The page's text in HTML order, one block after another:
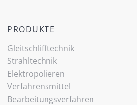
PRODUKTE
Gleitschlifftechnik
Strahltechnik
Elektropolieren
Verfahrensmittel
Bearbeitungsverfahren